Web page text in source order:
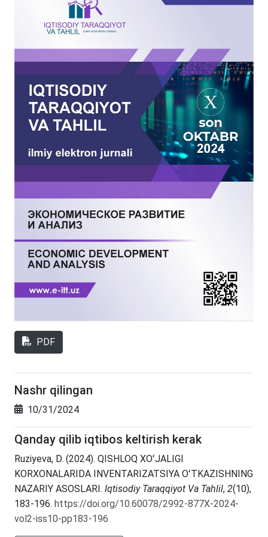
PDF
Nashr qilingan
10/31/2024
Qanday qilib iqtibos keltirish kerak
Ruziyeva, D. (2024). QISHLOQ XOʻJALIGI
KORXONALARIDA INVENTARIZATSIYA OʻTKAZISHNING
NAZARIY ASOSLARI. Iqtisodiy Taraqqiyot Va Tahlil, 2(10),
183-196. https://doi.org/10.60078/2992-877X-2024-
vol2-iss10-pp183-196